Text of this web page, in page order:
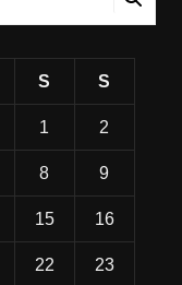
S S
1 2
8 9
15 16
22 23